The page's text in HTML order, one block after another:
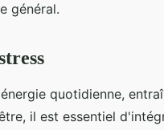
général.
quotidienne,
il est essentiel